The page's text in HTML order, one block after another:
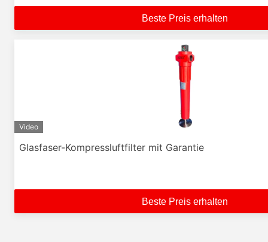
Beste Preis erhalten
Video
Glasfaser-Kompressluftfilter mit Garantie
Beste Preis erhalten